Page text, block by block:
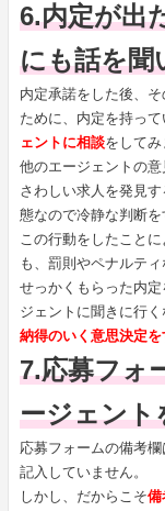
6.内定が出
にも話を聞
内定承諾をした後、
ために、内定を持って
ェントに相談をしてみ
他のエージェントの
さわしい求人を発見
態なので冷静な判断を
この行動をしたこと
も、罰則やペナルティ
せっかくもらった内
ジェントに聞きに行く
納得のいく意思決定を
7.応募フォ
ージェント
応募フォームの備考
記入していません。
しかし、だからこそ備